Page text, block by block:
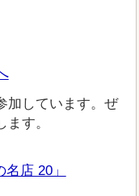
加しています。ぜ
す。
店 20」